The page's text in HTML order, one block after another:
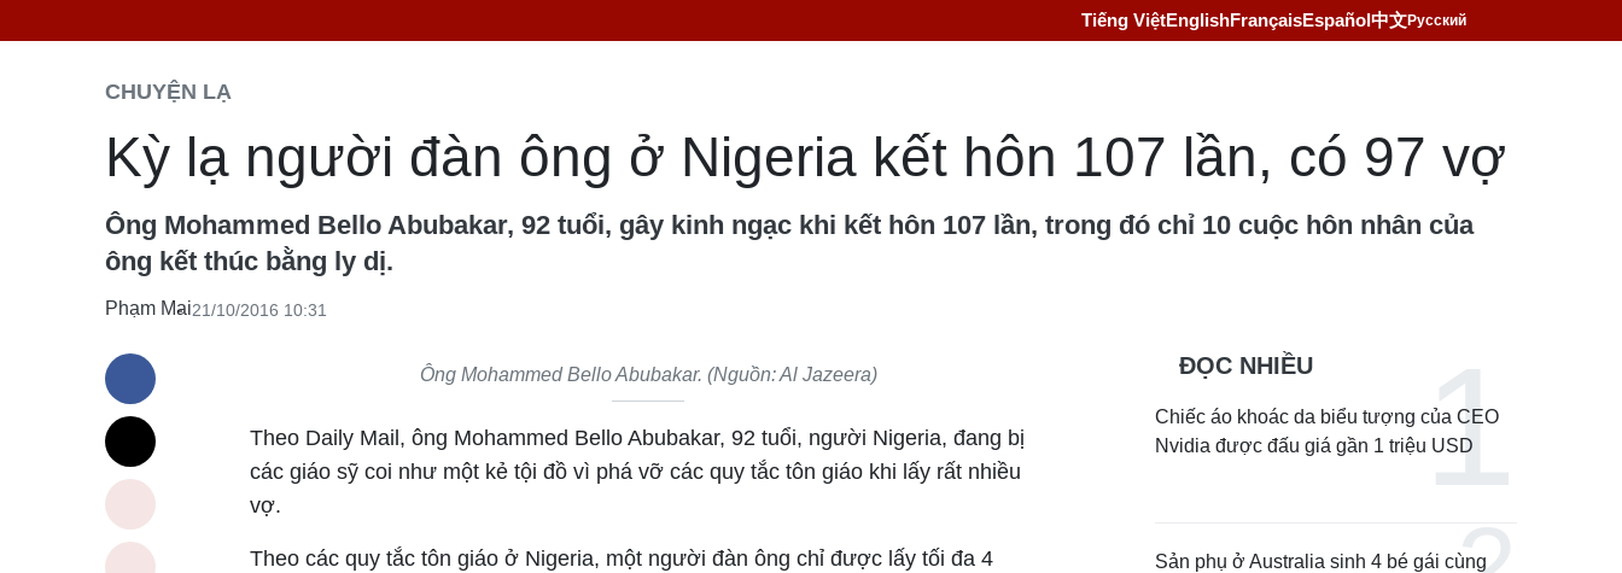
Tiếng ViệtEnglishFrançaisEspañol中文Русский
CHUYỆN LẠ
Kỳ lạ người đàn ông ở Nigeria kết hôn 107 lần, có 97 vợ
Ông Mohammed Bello Abubakar, 92 tuổi, gây kinh ngạc khi kết hôn 107 lần, trong đó chỉ 10 cuộc hôn nhân của
ông kết thúc bằng ly dị.
Phạm Mai21/10/2016 10:31
Ông Mohammed Bello Abubakar. (Nguồn: Al Jazeera)
Theo Daily Mail, ông Mohammed Bello Abubakar, 92 tuổi, người Nigeria, đang bị
các giáo sỹ coi như một kẻ tội đồ vì phá vỡ các quy tắc tôn giáo khi lấy rất nhiều
vợ.
Theo các quy tắc tôn giáo ở Nigeria, một người đàn ông chỉ được lấy tối đa 4
ĐỌC NHIỀU
Chiếc áo khoác da biểu tượng của CEO
Nvidia được đấu giá gần 1 triệu USD
Sản phụ ở Australia sinh 4 bé gái cùng